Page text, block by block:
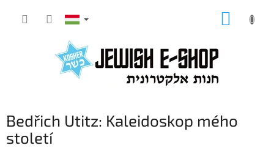
KOSÁR
Bedřich Utitz: Kaleidoskop mého
století